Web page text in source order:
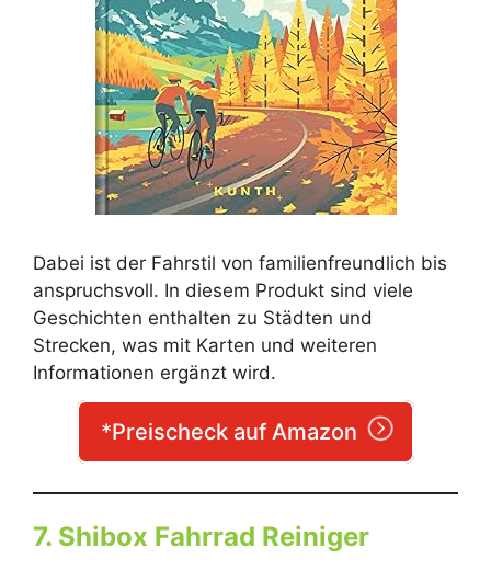
Dabei ist der Fahrstil von familienfreundlich bis
anspruchsvoll. In diesem Produkt sind viele
Geschichten enthalten zu Städten und
Strecken, was mit Karten und weiteren
Informationen ergänzt wird.
*Preischeck auf Amazon
7. Shibox Fahrrad Reiniger